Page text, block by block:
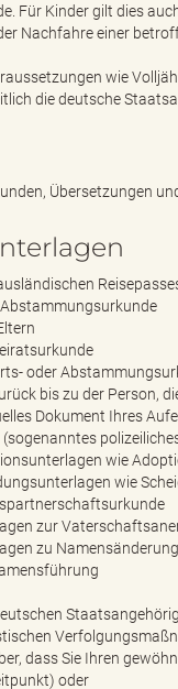
L
a
n
d
k
Für Kinder gilt dies
Nachfahre einer
wie
die deutsche
Übersetzungen
oder
bis zu der Person,
Dokument Ihres
wie
wie
zur
zu
dass Sie Ihren
oder